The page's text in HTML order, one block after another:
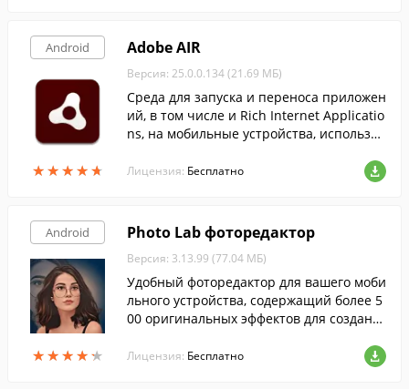
Android
★★★★★
★★★★★
Adobe AIR
Версия: 25.0.0.134 (21.69 МБ)
Среда для запуска и переноса приложен
ий, в том числе и Rich Internet Applicatio
ns, на мобильные устройства, используя
x, разработанная компанией Adobe.
Лицензия: Бесплатно
Android
★★★★★
★★★★★
Photo Lab фоторедактор
Версия: 3.13.99 (77.04 МБ)
Удобный фоторедактор для вашего моби
льного устройства, содержащий более 5
00 оригинальных эффектов для создани
Лицензия: Бесплатно